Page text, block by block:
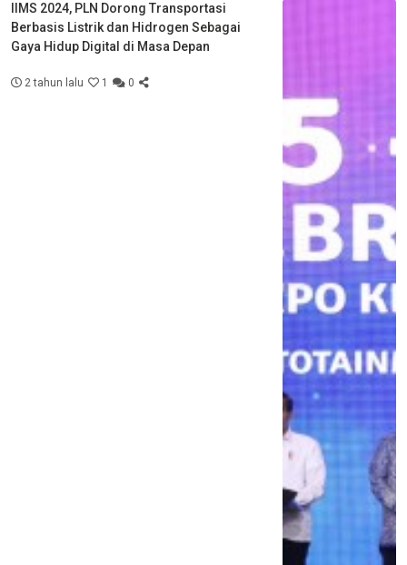
IIMS 2024, PLN Dorong Transportasi
Berbasis Listrik dan Hidrogen Sebagai
Gaya Hidup Digital di Masa Depan
2 tahun lalu 1 0